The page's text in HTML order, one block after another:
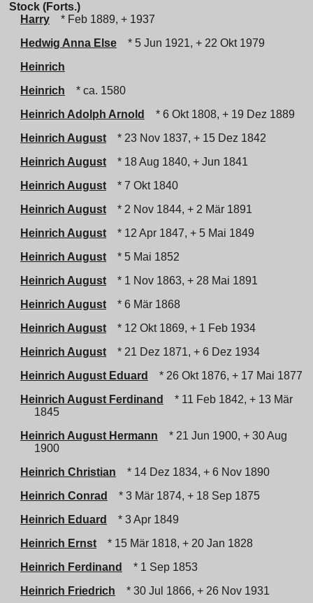
Stock (Forts.)
Harry
* Feb 1889, + 1937
Hedwig Anna Else
* 5 Jun 1921, + 22 Okt 1979
Heinrich
Heinrich
* ca. 1580
Heinrich Adolph Arnold
* 6 Okt 1808, + 19 Dez 1889
Heinrich August
* 23 Nov 1837, + 15 Dez 1842
Heinrich August
* 18 Aug 1840, + Jun 1841
Heinrich August
* 7 Okt 1840
Heinrich August
* 2 Nov 1844, + 2 Mär 1891
Heinrich August
* 12 Apr 1847, + 5 Mai 1849
Heinrich August
* 5 Mai 1852
Heinrich August
* 1 Nov 1863, + 28 Mai 1891
Heinrich August
* 6 Mär 1868
Heinrich August
* 12 Okt 1869, + 1 Feb 1934
Heinrich August
* 21 Dez 1871, + 6 Dez 1934
Heinrich August Eduard
* 26 Okt 1876, + 17 Mai 1877
Heinrich August Ferdinand
* 11 Feb 1842, + 13 Mär
1845
Heinrich August Hermann
* 21 Jun 1900, + 30 Aug
1900
Heinrich Christian
* 14 Dez 1834, + 6 Nov 1890
Heinrich Conrad
* 3 Mär 1874, + 18 Sep 1875
Heinrich Eduard
* 3 Apr 1849
Heinrich Ernst
* 15 Mär 1818, + 20 Jan 1828
Heinrich Ferdinand
* 1 Sep 1853
Heinrich Friedrich
* 30 Jul 1866, + 26 Nov 1931